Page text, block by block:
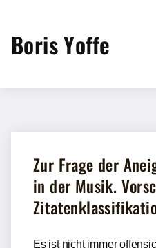
Boris Yoffe
Zur Frage der
in der Musik.
Es ist nicht immer